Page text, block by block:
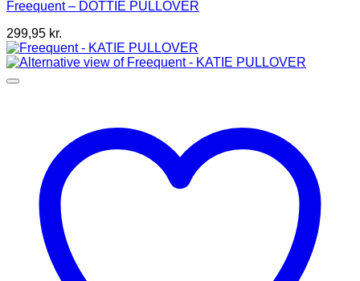
varianter.
kan
vælges
på
varesiden
Freequent – DOTTIE PULLOVER
299,95 kr.